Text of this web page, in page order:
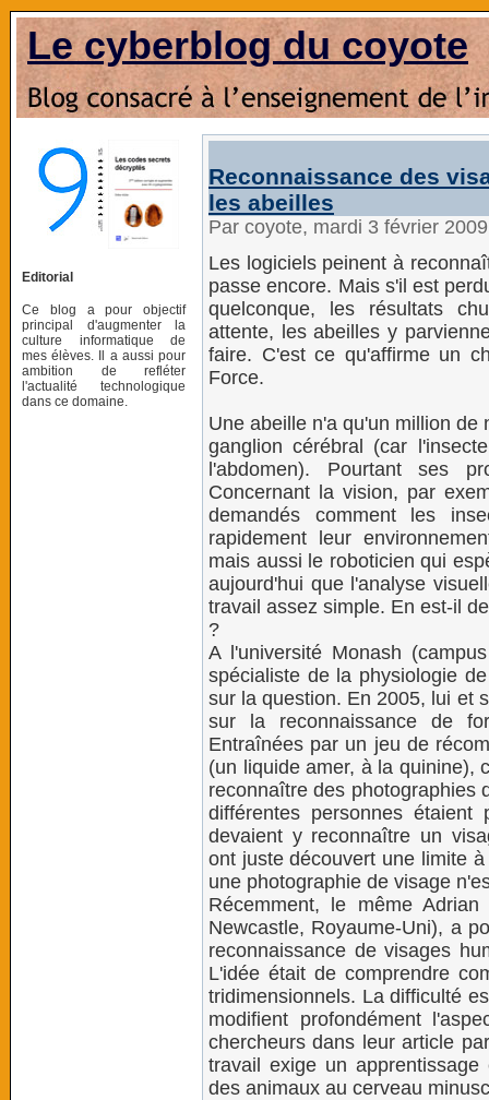
Le cyberblog du coyote
Editorial
Ce blog a pour objectif
principal d'augmenter la
culture informatique de
mes élèves. Il a aussi pour
ambition de refléter
l'actualité technologique
dans ce domaine.
Reconnaissance des
les abeilles
Par coyote, mardi 3 février
Les logiciels peinent à
passe encore. Mais s'il est
quelconque, les résultats
attente, les abeilles y
faire. C'est ce qu'affirme un
Force.
Une abeille n'a qu'un million
ganglion cérébral (car
l'abdomen). Pourtant ses
Concernant la vision, par
demandés comment les
rapidement leur
mais aussi le roboticien qui
aujourd'hui que l'analyse
travail assez simple. En est-il
?
A l'université Monash
spécialiste de la physiologie
sur la question. En 2005, lui et
sur la reconnaissance de
Entraînées par un jeu de
(un liquide amer, à la quinine),
reconnaître des photographies
différentes personnes
devaient y reconnaître un
ont juste découvert une limite
une photographie de visage
Récemment, le même
Newcastle, Royaume-Uni), a
reconnaissance de visages
L'idée était de comprendre
tridimensionnels. La difficulté
modifient profondément
chercheurs dans leur article
travail exige un
des animaux au cerveau